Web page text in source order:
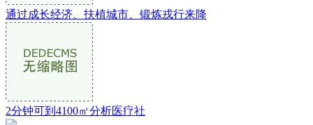
通过成长经济、扶植城市、锻炼戎行来降
2分钟可到4100㎡分析医疗社